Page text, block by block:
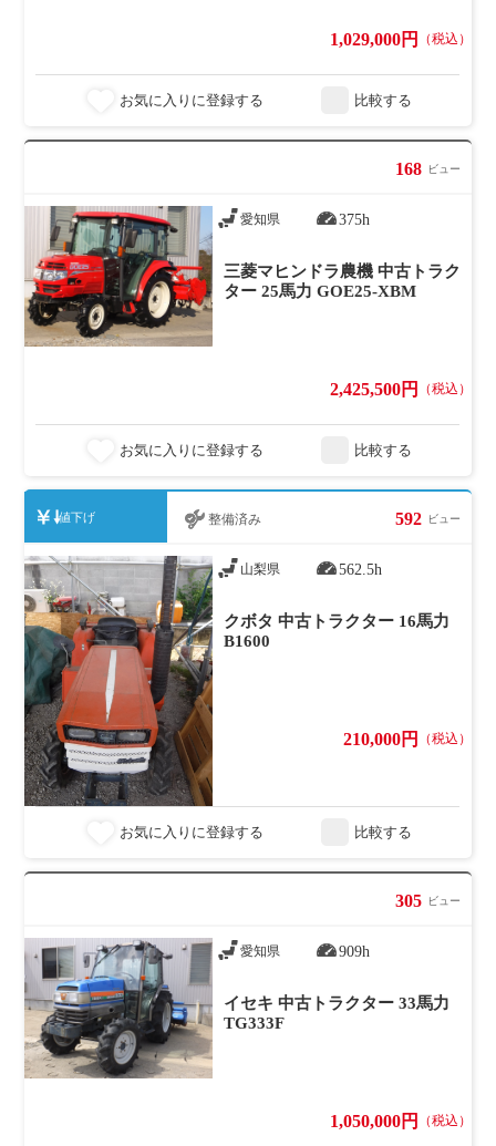
1,029,000円 （税込）
お気に入りに登録する 比較する
168 ビュー
愛知県 375h
三菱マヒンドラ農機 中古トラク
ター 25馬力 GOE25-XBM
2,425,500円 （税込）
お気に入りに登録する 比較する
値下げ 整備済み 592 ビュー
山梨県 562.5h
クボタ 中古トラクター 16馬力
B1600
210,000円 （税込）
お気に入りに登録する 比較する
305 ビュー
愛知県 909h
イセキ 中古トラクター 33馬力
TG333F
1,050,000円 （税込）